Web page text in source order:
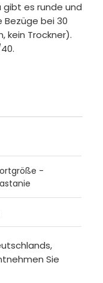
gibt es runde und
bei 30
kein Trockner).
-
Sie